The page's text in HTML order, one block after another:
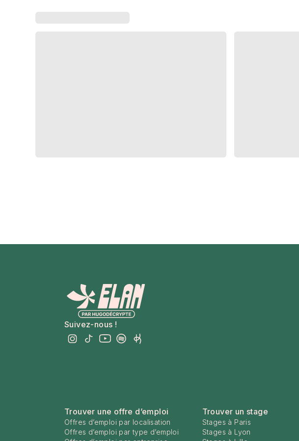
Suivez-nous !
Trouver une offre d’emploi
Offres d’emploi par localisation
Offres d’emploi par type d’emploi
Trouver un stage
Stages à Paris
Stages à Lyon